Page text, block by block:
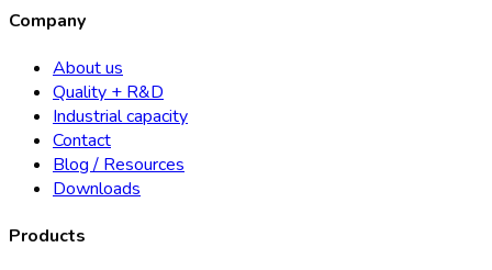
Company
About us
Quality + R&D
Industrial capacity
Contact
Blog / Resources
Downloads
Products